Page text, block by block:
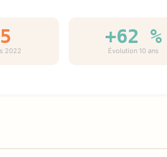
2022
+62 %
Évolution 10 ans